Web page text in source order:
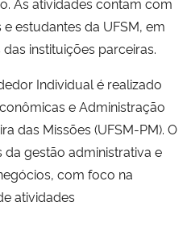
estudantes da UFSM, em
instituições parceiras.
Individual é realizado
e Administração
das Missões (UFSM-PM). O
gestão administrativa e
com foco na
atividades